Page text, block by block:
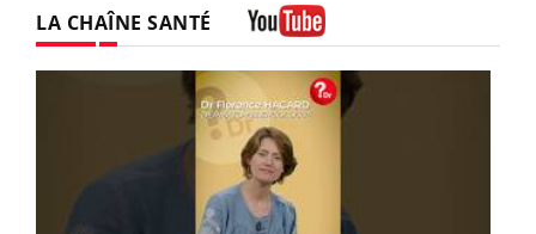
LA CHAÎNE SANTÉ